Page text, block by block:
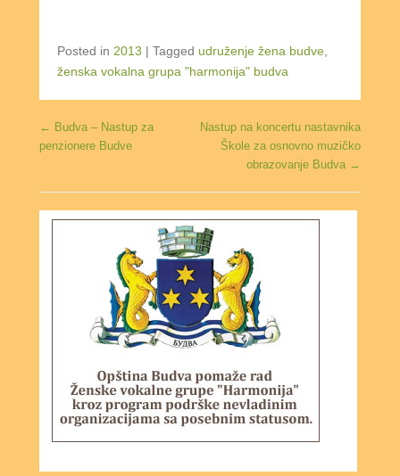
Posted in 2013 | Tagged udruženje žena budve,
ženska vokalna grupa "harmonija" budva
Post navigation
← Budva – Nastup za
penzionere Budve
Nastup na koncertu nastavnika
Škole za osnovno muzičko
obrazovanje Budva →